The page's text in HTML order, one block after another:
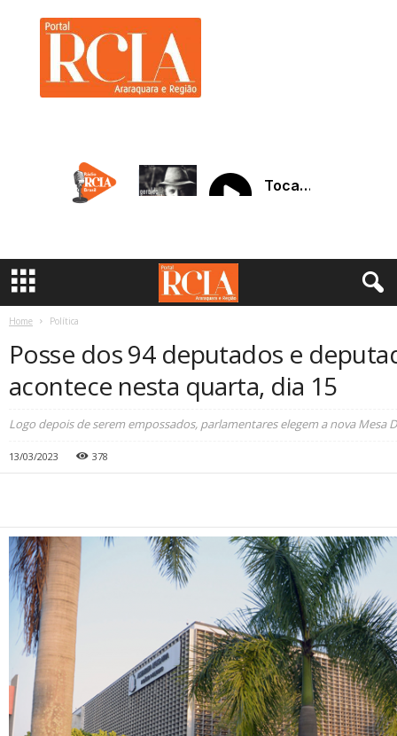
a
Home Política
Posse dos 94 deputados e
acontece nesta quarta, dia 15
Logo depois de serem empossados, parlamentares elegem a nova Mesa
13/03/2023 378